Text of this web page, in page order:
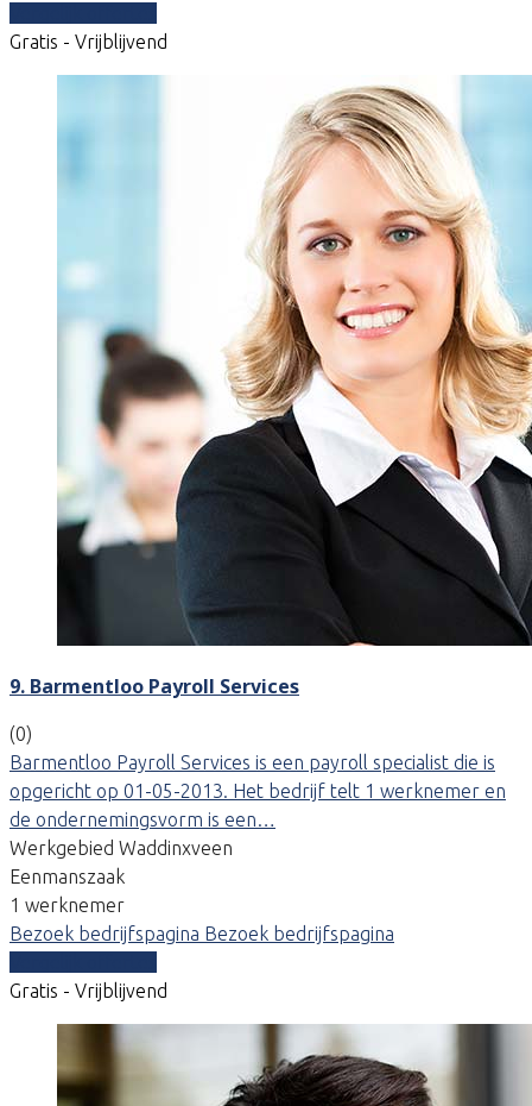
Gratis - Vrijblijvend
9. Barmentloo Payroll Services
(0)
Barmentloo Payroll Services is een payroll specialist die is
opgericht op 01-05-2013. Het bedrijf telt 1 werknemer en
de ondernemingsvorm is een…
Werkgebied Waddinxveen
Eenmanszaak
1 werknemer
Bezoek bedrijfspagina Bezoek bedrijfspagina
Gratis - Vrijblijvend